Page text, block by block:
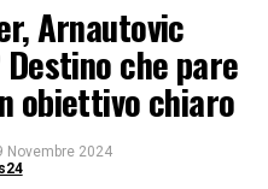
Arnautovic
che pare
obiettivo chiaro
Novembre 2024